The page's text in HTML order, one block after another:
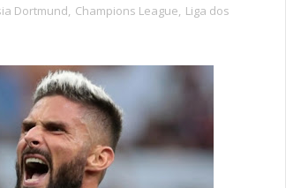
Dortmund, Champions League, Liga dos